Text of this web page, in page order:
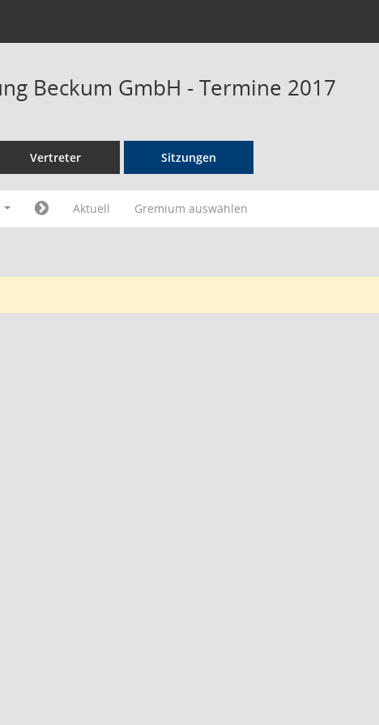
Beckum GmbH - Termine 2017
Vertreter Sitzungen
Aktuell Gremium auswählen